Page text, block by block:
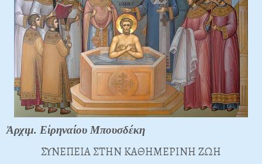
Ἀρχιμ. Εἰρηναίου Μπουσδέκη
ΣΥΝΕΠΕΙΑ ΣΤΗΝ ΚΑΘΗΜΕΡΙΝΗ ΖΩΗ